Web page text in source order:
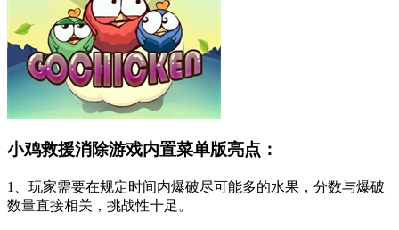
小鸡救援消除游戏内置菜单版亮点：
1、玩家需要在规定时间内爆破尽可能多的水果，分数与爆破
数量直接相关，挑战性十足。